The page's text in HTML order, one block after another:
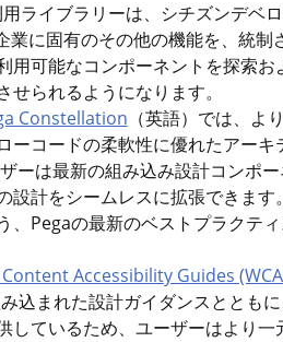
ライブラリーは、シチズンデベ
に固有のその他の機能を、統制
可能なコンポーネントを探索お
られるようになります。
Constellation （英語）では、よ
コードの柔軟性に優れたアーキ
は最新の組み込み設計コンポ
計をシームレスに拡張できます
Pegaの最新のベストプラクテ
Accessibility Guides
込まれた設計ガイダンスととも
ているため、ユーザーはより一